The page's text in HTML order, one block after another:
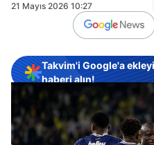
21 Mayıs 2026 10:27
Takvim'i Google'a
haberi alın!